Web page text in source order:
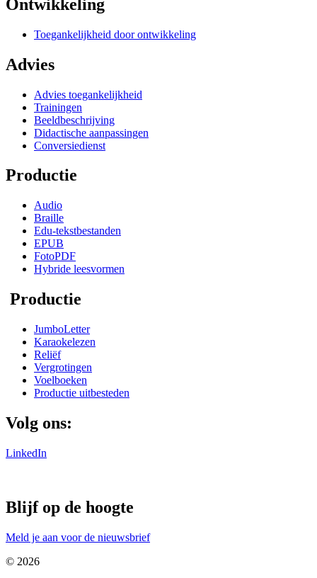
Ontwikkeling
Toegankelijkheid door ontwikkeling
Advies
Advies toegankelijkheid
Trainingen
Beeldbeschrijving
Didactische aanpassingen
Conversiedienst
Productie
Audio
Braille
Edu-tekstbestanden
EPUB
FotoPDF
Hybride leesvormen
Productie
JumboLetter
Karaokelezen
Reliëf
Vergrotingen
Voelboeken
Productie uitbesteden
Volg ons:
LinkedIn
Blijf op de hoogte
Meld je aan voor de nieuwsbrief
© 2026